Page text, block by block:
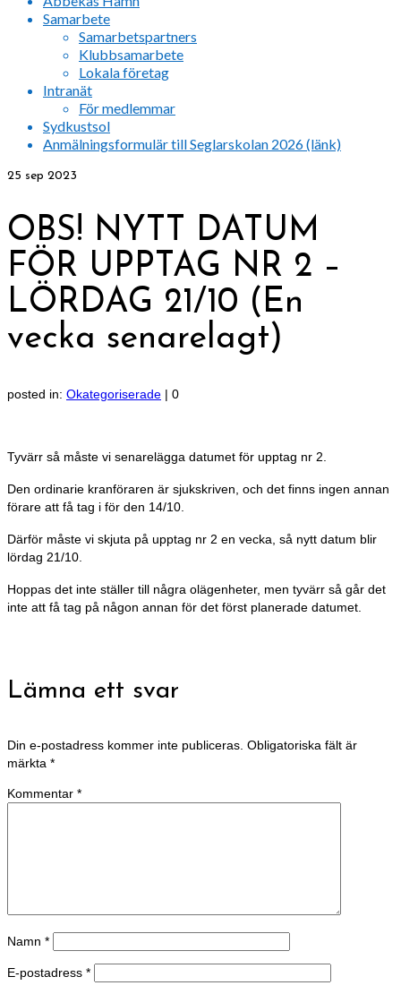
Samarbete
Samarbetspartners
Klubbsamarbete
Lokala företag
Intranät
För medlemmar
Sydkustsol
Anmälningsformulär till Seglarskolan 2026 (länk)
25 sep 2023
OBS! NYTT DATUM
FÖR UPPTAG NR 2 –
LÖRDAG 21/10 (En
vecka senarelagt)
posted in: Okategoriserade | 0
Tyvärr så måste vi senarelägga datumet för upptag nr 2.
Den ordinarie kranföraren är sjukskriven, och det finns ingen annan
förare att få tag i för den 14/10.
Därför måste vi skjuta på upptag nr 2 en vecka, så nytt datum blir
lördag 21/10.
Hoppas det inte ställer till några olägenheter, men tyvärr så går det
inte att få tag på någon annan för det först planerade datumet.
Lämna ett svar
Din e-postadress kommer inte publiceras. Obligatoriska fält är
märkta *
Kommentar *
Namn *
E-postadress *